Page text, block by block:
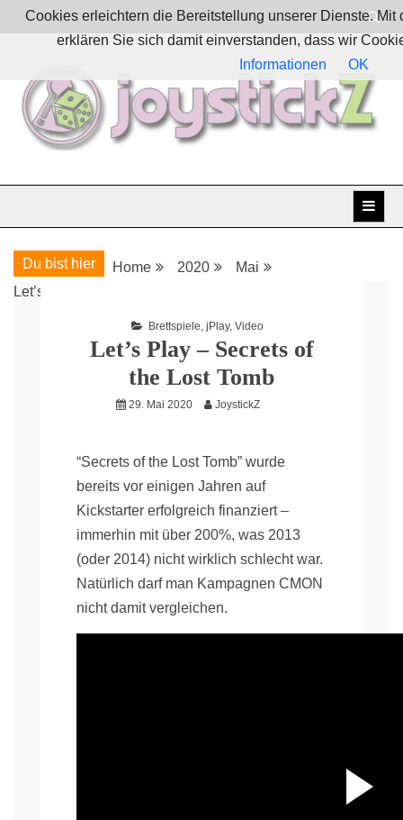
Skip
to
JoystickZ
Du bist hier Home 2020
Mai
Let’s Play – Secrets of the Lost Tomb
Brettspiele, jPlay, Video
Let’s Play – Secrets of
the Lost Tomb
29. Mai 2020 JoystickZ
“Secrets of the Lost Tomb” wurde
bereits vor einigen Jahren auf
Kickstarter erfolgreich finanziert –
immerhin mit über 200%, was 2013
(oder 2014) nicht wirklich schlecht war.
Natürlich darf man Kampagnen CMON
nicht damit vergleichen.
Cookies erleichtern die Bereitstellung unserer Dienste. Mit
erklären Sie sich damit einverstanden, dass wir
Informationen
OK